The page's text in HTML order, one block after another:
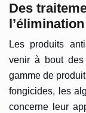
Des
Les produits
venir à bout des
gamme de
fongicides, les
concerne leur